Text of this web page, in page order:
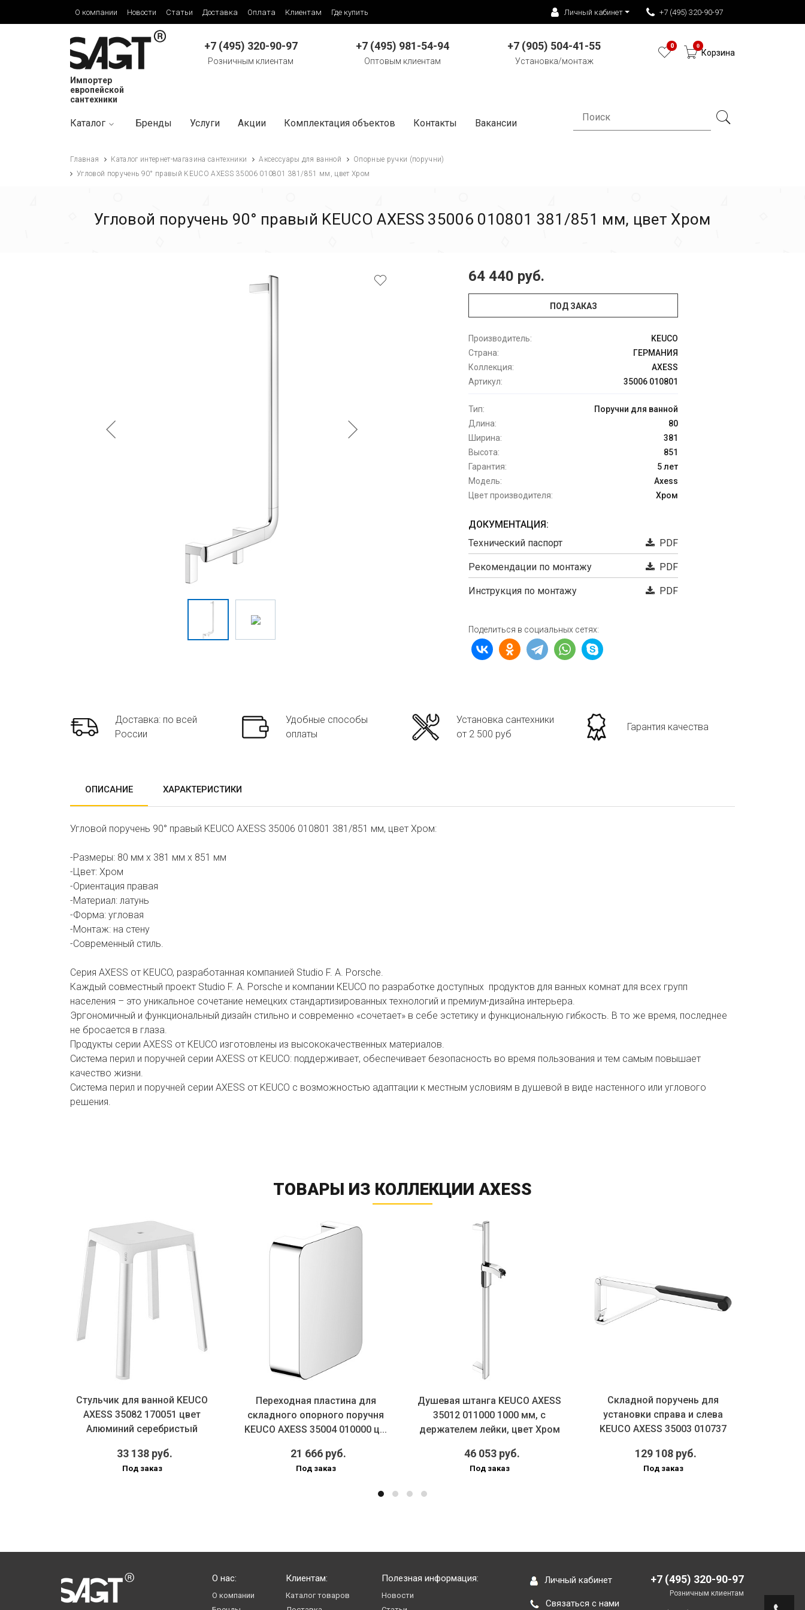
О компании Новости Статьи Доставка Оплата Клиентам Где купить Личный кабинет +7 (495) 320-90-97
Импортер
европейской
сантехники
+7 (495) 320-90-97
Розничным клиентам
+7 (495) 981-54-94
Оптовым клиентам
+7 (905) 504-41-55
Установка/монтаж
0 0
Корзина
Каталог Бренды Услуги Акции Комплектация объектов Контакты Вакансии
Главная Каталог интернет-магазина сантехники Аксессуары для ванной
Опорные ручки (поручни)
Угловой поручень 90° правый KEUCO AXESS 35006 010801 381/851 мм, цвет Хром
Угловой поручень 90° правый KEUCO AXESS 35006 010801 381/851 мм, цвет Хром
64 440 руб.
ПОД ЗАКАЗ
Производитель:
KEUCO
Страна:
ГЕРМАНИЯ
Коллекция:
AXESS
Артикул:
35006 010801
Тип:
Поручни для ванной
Длина:
80
Ширина:
381
Высота:
851
Гарантия:
5 лет
Модель:
Axess
Цвет производителя:
Хром
ДОКУМЕНТАЦИЯ:
Технический паспорт
PDF
Рекомендации по монтажу PDF
Инструкция по монтажу PDF
Поделиться в социальных сетях:
Доставка: по всей
России
Удобные способы
оплаты
Установка сантехники
от 2 500 руб
Гарантия качества
ОПИСАНИЕ ХАРАКТЕРИСТИКИ
Угловой поручень 90° правый KEUCO AXESS 35006 010801 381/851 мм, цвет Хром:
-Размеры: 80 мм х 381 мм х 851 мм
-Цвет: Хром
-Ориентация правая
-Материал: латунь
-Форма: угловая
-Монтаж: на стену
-Современный стиль.
Серия AXESS от KEUCO, разработанная компанией Studio F. A. Porsche.
Каждый совместный проект Studio F. A. Porsche и компании KEUCO по разработке доступных продуктов для ванных комнат для всех групп
населения – это уникальное сочетание немецких стандартизированных технологий и премиум-дизайна интерьера.
Эргономичный и функциональный дизайн стильно и современно «сочетает» в себе эстетику и функциональную гибкость. В то же время, последнее
не бросается в глаза.
Продукты серии AXESS от KEUCO изготовлены из высококачественных материалов.
Система перил и поручней серии AXESS от KEUCO: поддерживает, обеспечивает безопасность во время пользования и тем самым повышает
качество жизни.
Система перил и поручней серии AXESS от KEUCO с возможностью адаптации к местным условиям в душевой в виде настенного или углового
решения.
ТОВАРЫ ИЗ КОЛЛЕКЦИИ AXESS
Стульчик для ванной KEUCO
AXESS 35082 170051 цвет
Алюминий серебристый
33 138 руб.
Под заказ
Переходная пластина для
складного опорного поручня
KEUCO AXESS 35004 010000 ц...
21 666 руб.
Под заказ
Душевая штанга KEUCO AXESS
35012 011000 1000 мм, с
держателем лейки, цвет Хром
46 053 руб.
Под заказ
Складной поручень для
установки справа и слева
KEUCO AXESS 35003 010737
129 108 руб.
Под заказ
О нас:
О компании
Клиентам:
Каталог товаров
Полезная информация:
Новости
Личный кабинет
Связаться с нами
+7 (495) 320-90-97
Розничным клиентам